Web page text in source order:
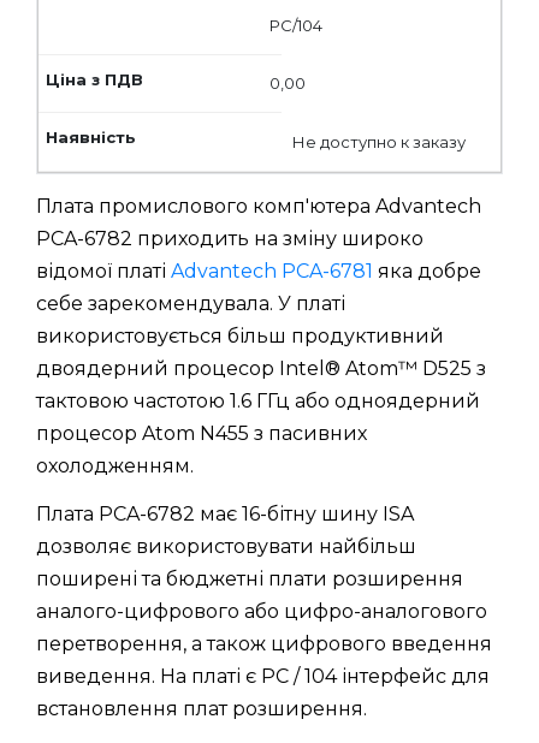
PC/104
0,00
Не доступно к заказу
Плата промислового комп'ютера Advantech
PCA-6782 приходить на зміну широко
відомої платі Advantech PCA-6781 яка добре
себе зарекомендувала. У платі
використовується більш продуктивний
двоядерний процесор Intel® Atom™ D525 з
тактовою частотою 1.6 ГГц або одноядерний
процесор Atom N455 з пасивних
охолодженням.
Плата PCA-6782 має 16-бітну шину ISA
дозволяє використовувати найбільш
поширені та бюджетні плати розширення
аналого-цифрового або цифро-аналогового
перетворення, а також цифрового введення
виведення. На платі є PC / 104 інтерфейс для
встановлення плат розширення.